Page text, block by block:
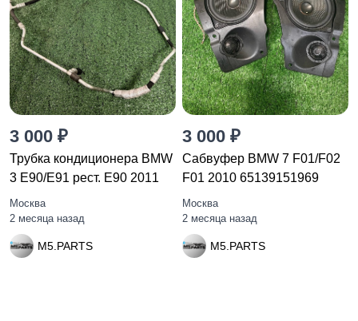
3 000 ₽
Трубка кондиционера BMW
3 E90/E91 рест. E90 2011
Москва
2 месяца назад
M5.PARTS
3 000 ₽
Сабвуфер BMW 7 F01/F02
F01 2010 65139151969
Москва
2 месяца назад
M5.PARTS